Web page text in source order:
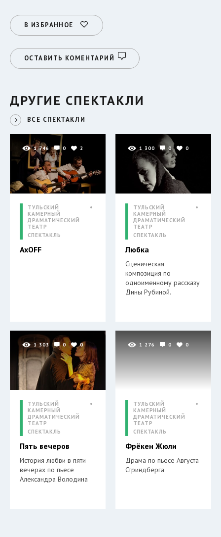
В ИЗБРАННОЕ
ОСТАВИТЬ КОМЕНТАРИЙ
ДРУГИЕ СПЕКТАКЛИ
ВСЕ СПЕКТАКЛИ
1 746 0 2
ТУЛЬСКИЙ
КАМЕРНЫЙ
ДРАМАТИЧЕСКИЙ
ТЕАТР
СПЕКТАКЛЬ
AxOFF
1 300 0 0
ТУЛЬСКИЙ
КАМЕРНЫЙ
ДРАМАТИЧЕСКИЙ
ТЕАТР
СПЕКТАКЛЬ
Любка
Сценическая
композиция по
одноименному рассказу
Дины Рубиной.
1 303 0 0
ТУЛЬСКИЙ
КАМЕРНЫЙ
ДРАМАТИЧЕСКИЙ
ТЕАТР
СПЕКТАКЛЬ
Пять вечеров
История любви в пяти
вечерах по пьесе
Александра Володина
1 276 0 0
ТУЛЬСКИЙ
КАМЕРНЫЙ
ДРАМАТИЧЕСКИЙ
ТЕАТР
СПЕКТАКЛЬ
Фрёкен Жюли
Драма по пьесе Августа
Стриндберга